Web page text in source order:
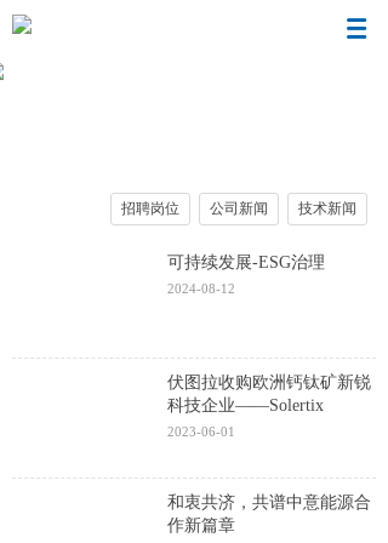
招聘岗位 公司新闻 技术新闻
可持续发展-ESG治理
2024-08-12
伏图拉收购欧洲钙钛矿新锐
科技企业——Solertix
2023-06-01
和衷共济，共谱中意能源合
作新篇章